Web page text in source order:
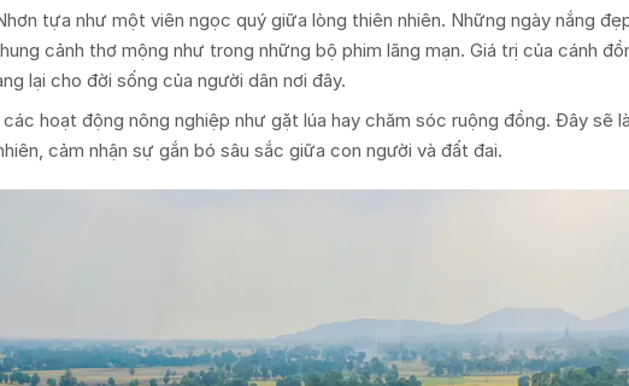
tựa như một viên ngọc quý giữa lòng thiên nhiên. Những ngày nắng
cảnh thơ mộng như trong những bộ phim lãng mạn. Giá trị của cánh
lại cho đời sống của người dân nơi đây.
hoạt động nông nghiệp như gặt lúa hay chăm sóc ruộng đồng. Đây sẽ
cảm nhận sự gắn bó sâu sắc giữa con người và đất đai.